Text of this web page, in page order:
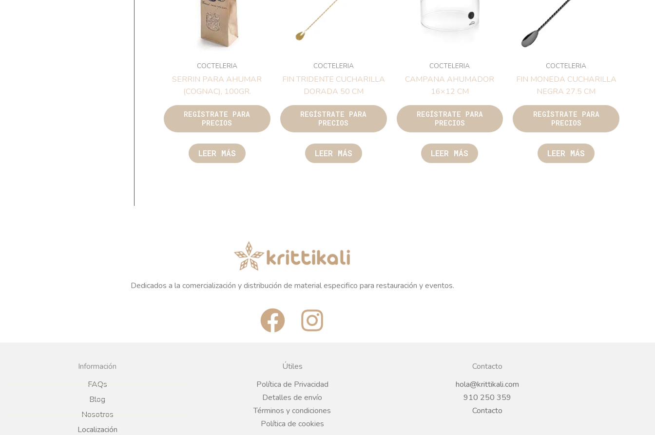
COCTELERIA
SERRIN PARA AHUMAR
(COGNAC), 100GR.
REGÍSTRATE PARA
PRECIOS
LEER MÁS
COCTELERIA
FIN TRIDENTE CUCHARILLA
DORADA 50 CM
REGÍSTRATE PARA
PRECIOS
LEER MÁS
COCTELERIA
CAMPANA AHUMADOR
16×12 CM
REGÍSTRATE PARA
PRECIOS
LEER MÁS
COCTELERIA
FIN MONEDA CUCHARILLA
NEGRA 27.5 CM
REGÍSTRATE PARA
PRECIOS
LEER MÁS
Dedicados a la comercialización y distribución de material especifico para restauración y eventos.
F
a
c
e
b
I
n
t
a
Información
FAQs
Blog
Nosotros
Localización
Útiles
Política de Privacidad
Detalles de envío
Términos y condiciones
Política de cookies
Contacto
hola@krittikali.com
910 250 359
Contacto